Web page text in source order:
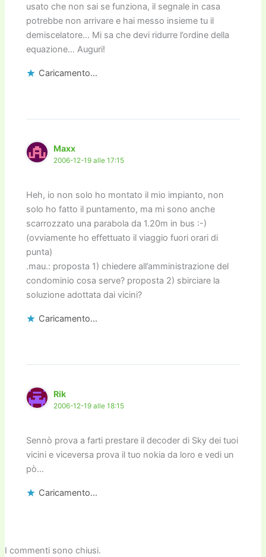
usato che non sai se funziona, il segnale in casa
potrebbe non arrivare e hai messo insieme tu il
demiscelatore… Mi sa che devi ridurre l’ordine della
equazione… Auguri!
Caricamento...
Maxx
2006-12-19 alle 17:15
Heh, io non solo ho montato il mio impianto, non
solo ho fatto il puntamento, ma mi sono anche
scarrozzato una parabola da 1.20m in bus :-)
(ovviamente ho effettuato il viaggio fuori orari di
punta)
.mau.: proposta 1) chiedere all’amministrazione del
condominio cosa serve? proposta 2) sbirciare la
soluzione adottata dai vicini?
Caricamento...
Rik
2006-12-19 alle 18:15
Sennò prova a farti prestare il decoder di Sky dei tuoi
vicini e viceversa prova il tuo nokia da loro e vedi un
pò…
Caricamento...
I commenti sono chiusi.